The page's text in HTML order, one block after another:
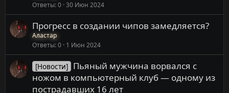
Ответы 0 30 Июн 2024
Прогресс в создании чипов замедляется?
Аластар
Ответы 0 1 Июн 2024
[Новости] Пьяный мужчина ворвался с
ножом в компьютерный клуб — одному из
пострадавших 16 лет